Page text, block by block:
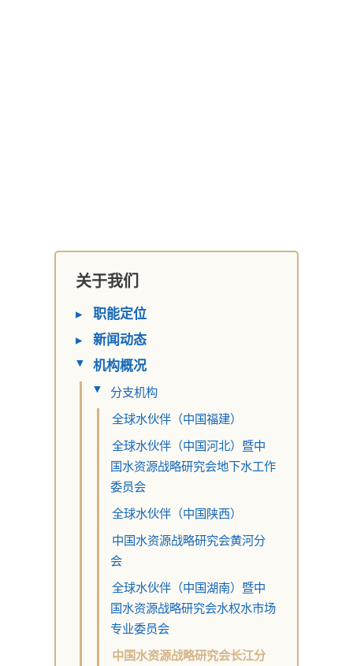
关于我们
▸ 职能定位
▸ 新闻动态
▸ 机构概况
▸
分支机构
全球水伙伴（中国福建）
全球水伙伴（中国河北）暨中
国水资源战略研究会地下水工作
委员会
全球水伙伴（中国陕西）
中国水资源战略研究会黄河分
会
全球水伙伴（中国湖南）暨中
国水资源战略研究会水权水市场
专业委员会
中国水资源战略研究会长江分